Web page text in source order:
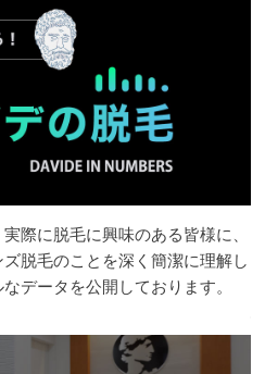
際に脱毛に興味のある皆様に、
脱毛のことを深く簡潔に理解し
データを公開しております。